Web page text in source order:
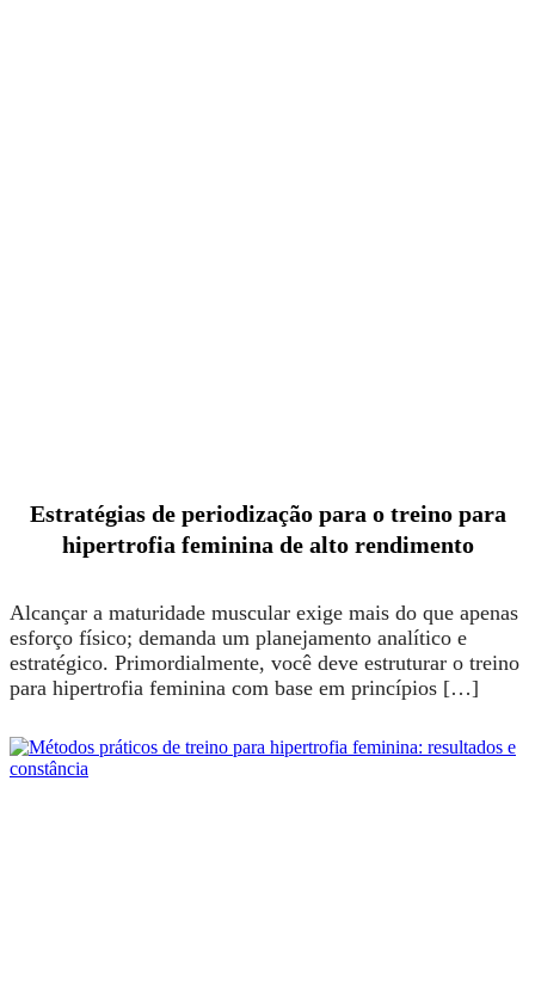
Estratégias de periodização para o treino para
hipertrofia feminina de alto rendimento
Alcançar a maturidade muscular exige mais do que apenas
esforço físico; demanda um planejamento analítico e
estratégico. Primordialmente, você deve estruturar o treino
para hipertrofia feminina com base em princípios […]